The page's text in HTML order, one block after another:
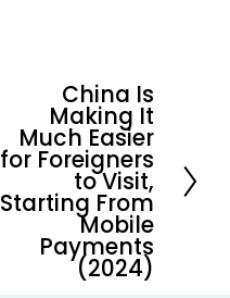
China Is
Making It
Much Easier
for Foreigners
to Visit,
Starting From
Mobile
Payments
(2024)